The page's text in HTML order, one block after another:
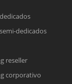
dedicados
reseller
corporativo